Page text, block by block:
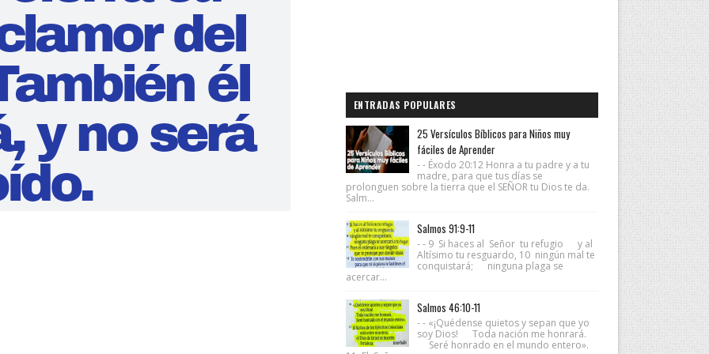
ENTRADAS POPULARES
25 Versículos Bíblicos para Niños muy
fáciles de Aprender
- - Éxodo 20:12 Honra a tu padre y a tu
madre, para que tus días se
prolonguen sobre la tierra que el SEÑOR tu Dios te da.
Salm...
Salmos 91:9-11
- - 9 Si haces al Señor tu refugio y al
Altísimo tu resguardo, 10 ningún mal te
conquistará; ninguna plaga se
acercar...
Salmos 46:10-11
- - «¡Quédense quietos y sepan que yo
soy Dios! Toda nación me honrará.
Seré honrado en el mundo entero».